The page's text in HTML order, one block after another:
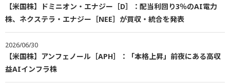
【米国株】ドミニオン・エナジー［D］：配当利回り3％のAI電力
株、ネクステラ・エナジー［NEE］が買収・統合を発表
2026/06/30
【米国株】アンフェノール［APH］：「本格上昇」前夜にある高収
益AIインフラ株